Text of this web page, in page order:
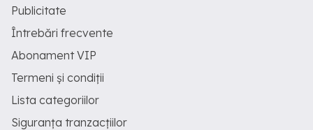
Publicitate
Întrebări frecvente
Abonament VIP
Termeni și condiții
Lista categoriilor
Siguranța tranzacțiilor